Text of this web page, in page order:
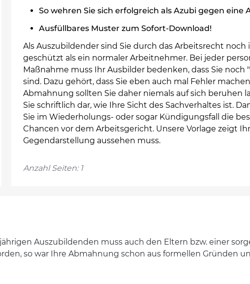
So wehren Sie sich erfolgreich als Azubi gegen eine
Ausfüllbares Muster zum Sofort-Download!
Als Auszubildender sind Sie durch das Arbeitsrecht noch
geschützt als ein normaler Arbeitnehmer. Bei jeder
Maßnahme muss Ihr Ausbilder bedenken, dass Sie noch
sind. Dazu gehört, dass Sie eben auch mal Fehler
Abmahnung sollten Sie daher niemals auf sich beruhen
Sie schriftlich dar, wie Ihre Sicht des Sachverhaltes ist.
Sie im Wiederholungs- oder sogar Kündigungsfall die
Chancen vor dem Arbeitsgericht. Unsere Vorlage zeigt
Gegendarstellung aussehen muss.
Anzahl Seiten: 1
Auszubildenden muss auch den Eltern bzw. einer
so war Ihre Abmahnung schon aus formellen Gründen